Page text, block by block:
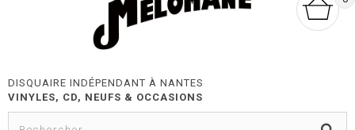
DISQUAIRE INDÉPENDANT À NANTES
VINYLES, CD, NEUFS & OCCASIONS